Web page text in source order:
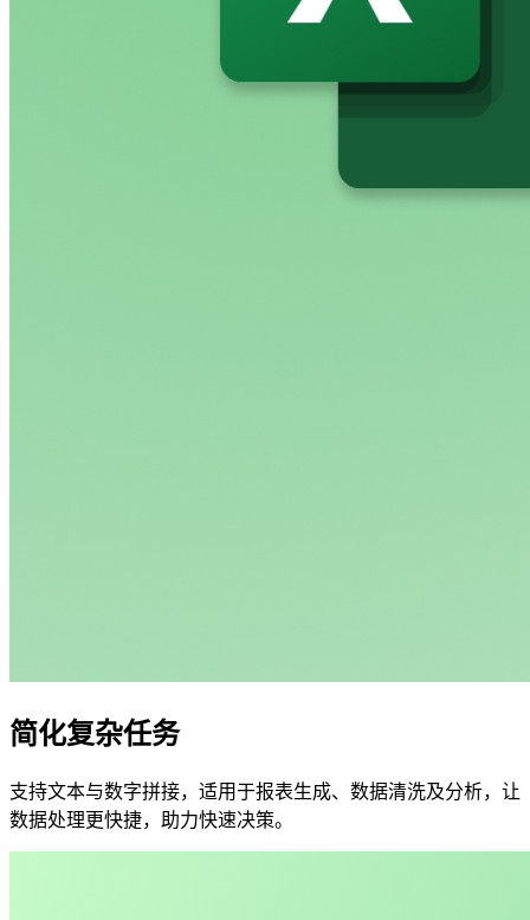
简化复杂任务
支持文本与数字拼接，适用于报表生成、数据清洗及分析，让
数据处理更快捷，助力快速决策。